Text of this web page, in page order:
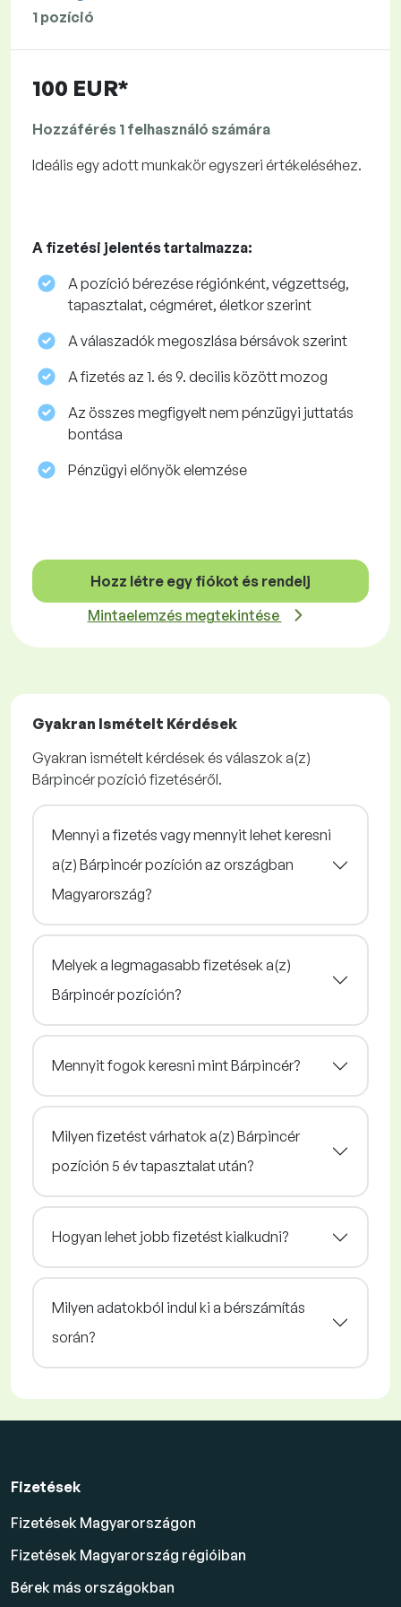
1 pozíció
100 EUR*
Hozzáférés 1 felhasználó számára
Ideális egy adott munkakör egyszeri értékeléséhez.
A fizetési jelentés tartalmazza:
A pozíció bérezése régiónként, végzettség,
tapasztalat, cégméret, életkor szerint
A válaszadók megoszlása ​​bérsávok szerint
A fizetés az 1. és 9. decilis között mozog
Az összes megfigyelt nem pénzügyi juttatás
bontása
Pénzügyi előnyök elemzése
Hozz létre egy fiókot és rendelj
Mintaelemzés megtekintése
Gyakran Ismételt Kérdések
Gyakran ismételt kérdések és válaszok a(z)
Bárpincér pozíció fizetéséről.
Mennyi a fizetés vagy mennyit lehet keresni
a(z) Bárpincér pozíción az országban
Magyarország?
Melyek a legmagasabb fizetések a(z)
Bárpincér pozíción?
Mennyit fogok keresni mint Bárpincér?
Milyen fizetést várhatok a(z) Bárpincér
pozíción 5 év tapasztalat után?
Hogyan lehet jobb fizetést kialkudni?
Milyen adatokból indul ki a bérszámítás
során?
Fizetések
Fizetések Magyarországon
Fizetések Magyarország régióiban
Bérek más országokban